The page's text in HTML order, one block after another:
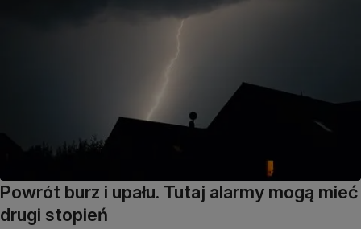
Powrót burz i upału. Tutaj alarmy mogą mieć
drugi stopień